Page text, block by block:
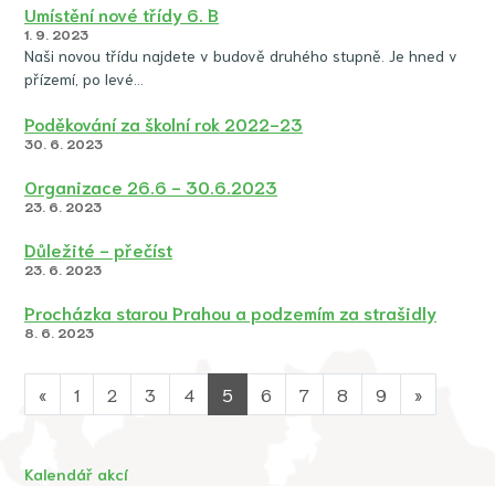
Umístění nové třídy 6. B
1. 9. 2023
Naši novou třídu najdete v budově druhého stupně. Je hned v
přízemí, po levé…
Poděkování za školní rok 2022-23
30. 6. 2023
Organizace 26.6 - 30.6.2023
23. 6. 2023
Důležité - přečíst
23. 6. 2023
Procházka starou Prahou a podzemím za strašidly
8. 6. 2023
« 1 2 3 4 5 6 7 8 9 »
Kalendář akcí